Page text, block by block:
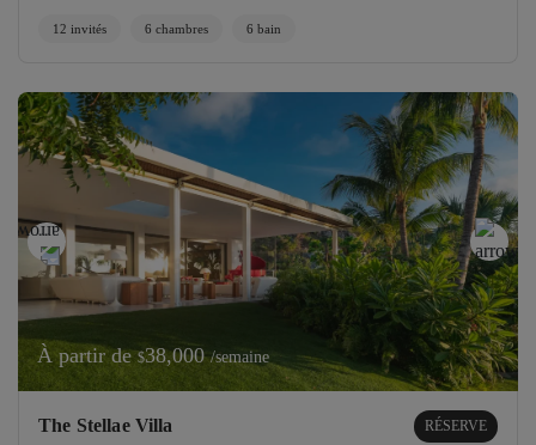
12 invités 6 chambres 6 bain
À partir de$38,000/semaine
The Stellae Villa RÉSERVE